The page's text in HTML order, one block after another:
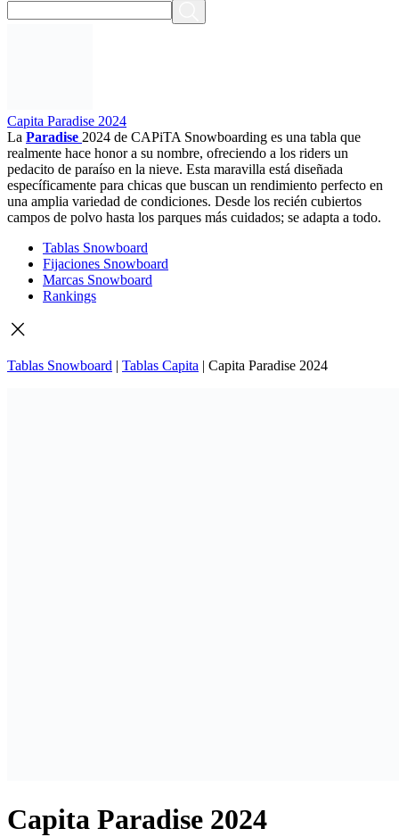
Capita Paradise 2024
La Paradise 2024 de CAPiTA Snowboarding es una tabla que
realmente hace honor a su nombre, ofreciendo a los riders un
pedacito de paraíso en la nieve. Esta maravilla está diseñada
específicamente para chicas que buscan un rendimiento perfecto en
una amplia variedad de condiciones. Desde los recién cubiertos
campos de polvo hasta los parques más cuidados; se adapta a todo.
Tablas Snowboard
Fijaciones Snowboard
Marcas Snowboard
Rankings
Tablas Snowboard | Tablas Capita | Capita Paradise 2024
Capita Paradise 2024